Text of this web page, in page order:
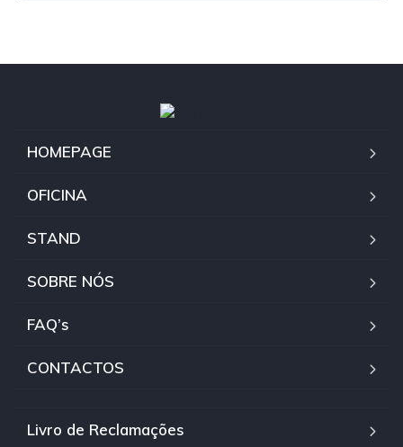
HOMEPAGE
OFICINA
STAND
SOBRE NÓS
FAQ’s
CONTACTOS
Livro de Reclamações